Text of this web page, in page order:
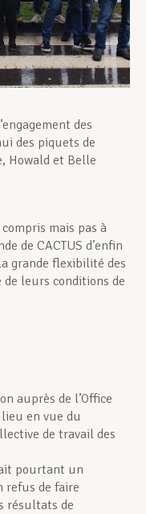
des
des piquets de
Howald et Belle
mais pas à
de CACTUS d’enfin
grande flexibilité des
leurs conditions de
auprès de l’Office
en vue du
de travail des
pourtant un
refus de faire
résultats de